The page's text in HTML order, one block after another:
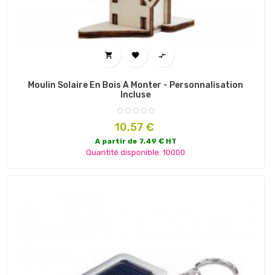
  
Moulin Solaire En Bois À Monter - Personnalisation
Incluse
Prix
10,57 €
A partir de 7.49 € HT
Quantité disponible: 10000